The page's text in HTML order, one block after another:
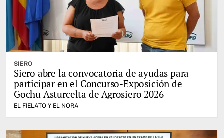
SIERO
Siero abre la convocatoria de ayudas para
participar en el Concurso-Exposición de
Gochu Asturcelta de Agrosiero 2026
EL FIELATO Y EL NORA